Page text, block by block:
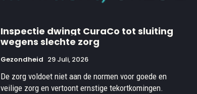
Inspectie dwingt CuraCo tot sluiting
wegens slechte zorg
Gezondheid 29 Juli, 2026
De zorg voldoet niet aan de normen voor goede en
veilige zorg en vertoont ernstige tekortkomingen.